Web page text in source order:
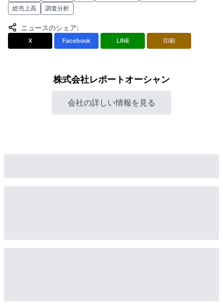
総売上高
調査分析
ニュースのシェア:
X Facebook LINE 印刷
株式会社レポートオーシャン
会社の詳しい情報を見る